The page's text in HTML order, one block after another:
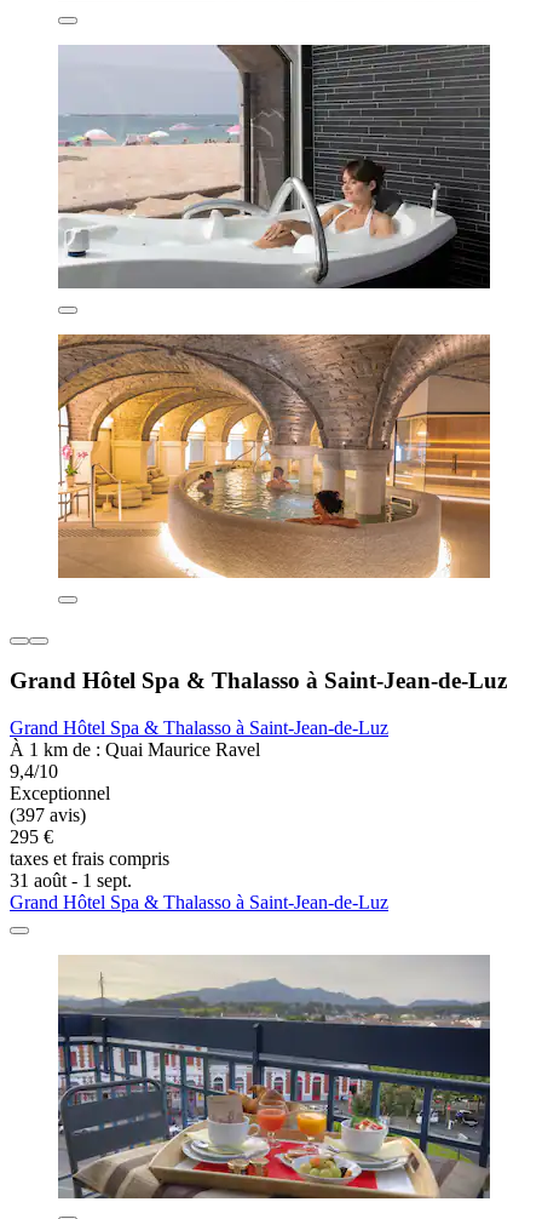
Grand Hôtel Spa & Thalasso à Saint-Jean-de-Luz
Grand Hôtel Spa & Thalasso à Saint-Jean-de-Luz
À 1 km de : Quai Maurice Ravel
9,4/10
Exceptionnel
(397 avis)
295 €
taxes et frais compris
31 août - 1 sept.
Grand Hôtel Spa & Thalasso à Saint-Jean-de-Luz